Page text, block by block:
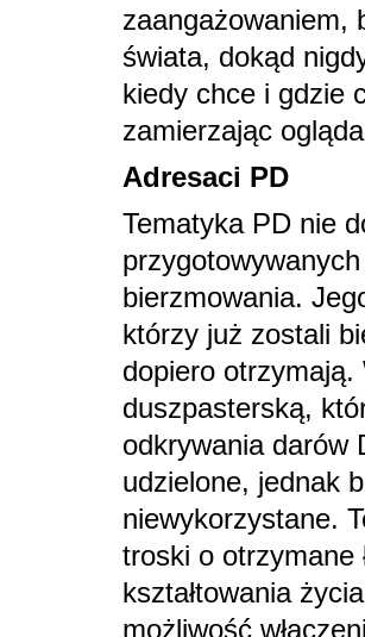
zaangażowaniem,
świata, dokąd
kiedy chce i gdzie
zamierzając
Adresaci PD
Tematyka PD nie
bierzmowania.
którzy już zostali
dopiero
duszpasterską,
odkrywania darów
udzielone, jednak
niewykorzystane.
troski o otrzymane
kształtowania
możliwość